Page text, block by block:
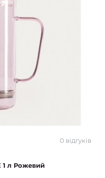
0 відгуків
1 л Рожевий